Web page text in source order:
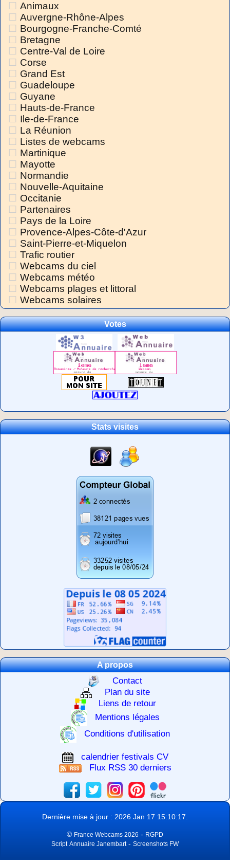
Animaux
Auvergne-Rhône-Alpes
Bourgogne-Franche-Comté
Bretagne
Centre-Val de Loire
Corse
Grand Est
Guadeloupe
Guyane
Hauts-de-France
Ile-de-France
La Réunion
Listes de webcams
Martinique
Mayotte
Normandie
Nouvelle-Aquitaine
Occitanie
Partenaires
Pays de la Loire
Provence-Alpes-Côte-d'Azur
Saint-Pierre-et-Miquelon
Trafic routier
Webcams du ciel
Webcams météo
Webcams plages et littoral
Webcams solaires
Votes
Stats visites
A propos
Contact
Plan du site
Liens de retour
Mentions légales
Conditions d'utilisation
calendrier festivals CV
Flux RSS 30 derniers
Dernière mise à jour : 2026 Jan 17 15:10:17.
© France Webcams 2026 - RGPD
Script Annuaire Janembart- Screenshots FW